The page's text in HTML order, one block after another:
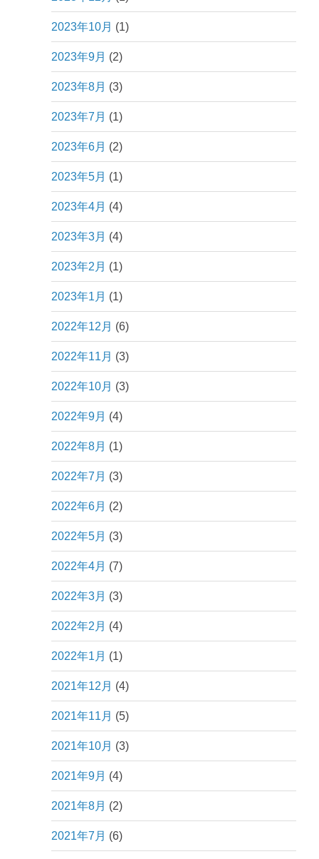
2023年10月 (1)
2023年9月 (2)
2023年8月 (3)
2023年7月 (1)
2023年6月 (2)
2023年5月 (1)
2023年4月 (4)
2023年3月 (4)
2023年2月 (1)
2023年1月 (1)
2022年12月 (6)
2022年11月 (3)
2022年10月 (3)
2022年9月 (4)
2022年8月 (1)
2022年7月 (3)
2022年6月 (2)
2022年5月 (3)
2022年4月 (7)
2022年3月 (3)
2022年2月 (4)
2022年1月 (1)
2021年12月 (4)
2021年11月 (5)
2021年10月 (3)
2021年9月 (4)
2021年8月 (2)
2021年7月 (6)